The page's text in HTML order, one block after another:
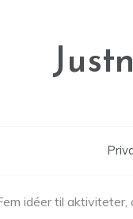
idéer til aktiviteter,